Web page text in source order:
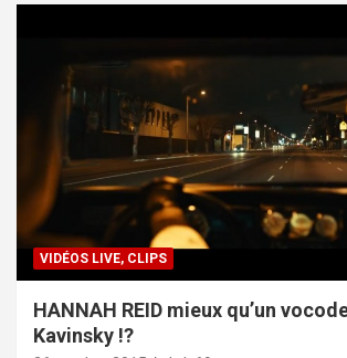
VIDÉOS LIVE, CLIPS
HANNAH REID mieux qu’un
Kavinsky !?